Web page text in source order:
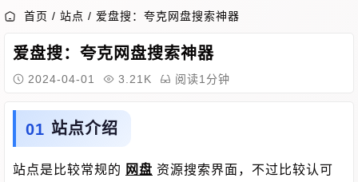
首页 / 站点 / 爱盘搜：夸克网盘搜索神器
爱盘搜：夸克网盘搜索神器
2024-04-01 3.21K 阅读1分钟
站点介绍
站点是比较常规的 网盘 资源搜索界面，不过比较认可